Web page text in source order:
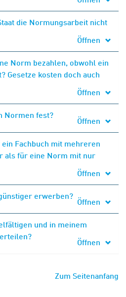
die Normungsarbeit nicht
Öffnen
Norm bezahlen, obwohl ein
Gesetze kosten doch auch
Öffnen
Normen fest?
Öffnen
Fachbuch mit mehreren
als für eine Norm mit nur
Öffnen
erwerben?
Öffnen
und in meinem
Öffnen
Zum Seitenanfang